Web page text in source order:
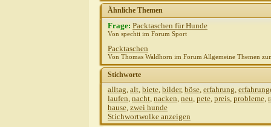
Ähnliche Themen
Frage: Packtaschen für Hunde
Von spechti im Forum Sport
Packtaschen
Von Thomas Waldhorn im Forum Allgemeine Themen
Stichworte
alltag, alt, biete, bilder, böse, erfahrung,
laufen, nacht, nacken, neu, pete, preis, probleme,
hause, zwei hunde
Stichwortwolke anzeigen